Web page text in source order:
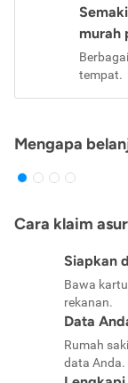
murah
tempat.
Mengapa
Cara klaim
Siapkan
Bawa
rekanan.
Data
Rumah
data Anda.